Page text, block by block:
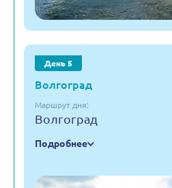
День 5
Волгоград
Маршрут дня:
Волгоград
Подробнее